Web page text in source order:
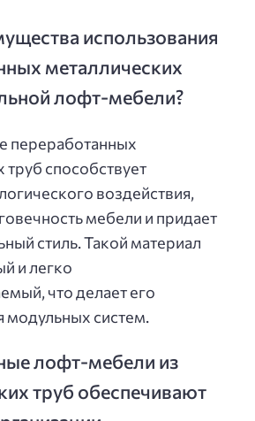
использования
металлических
лофт-мебели?
переработанных
труб способствует
воздействия,
мебели и придает
стиль. Такой материал
и легко
что делает его
модульных систем.
лофт-мебели из
труб обеспечивают